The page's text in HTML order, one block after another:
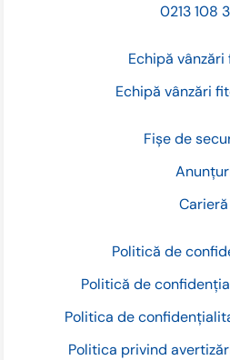
Fișe de
Carieră
Politică de
Politică de
Politica de
Politica privind
0213 108
Echipă
Echipă vânzări